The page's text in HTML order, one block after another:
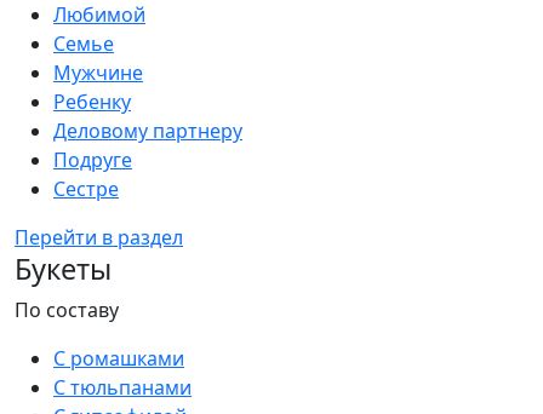
Любимой
Семье
Мужчине
Ребенку
Деловому партнеру
Подруге
Сестре
Перейти в раздел
Букеты
По составу
С ромашками
С тюльпанами